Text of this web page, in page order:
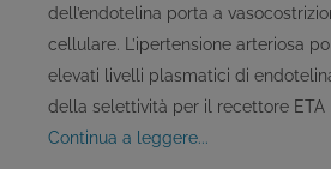
dell’endotelina porta a
cellulare. L’ipertensione arteriosa
elevati livelli plasmatici di
della selettività per il recettore ETA
continua a leggere...